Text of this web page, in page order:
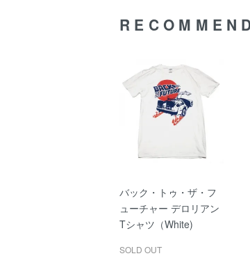
バック・トゥ・ザ・フ
ューチャー デロリアン
Tシャツ（White)
SOLD OUT